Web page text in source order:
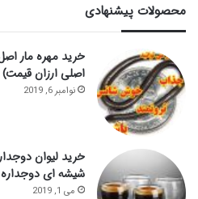
محصولات پیشنهادی
اصلی ارزان قیمت)
نوامبر 6, 2019
شیشه ای دوجداره
می 1, 2019